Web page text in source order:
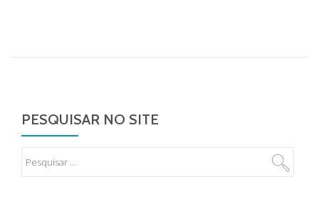
PESQUISAR NO SITE